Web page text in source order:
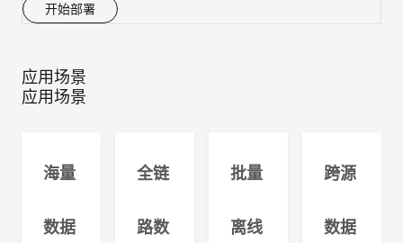
开始部署
应用场景
应用场景
海量
数据
全链
路数
批量
离线
跨源
数据